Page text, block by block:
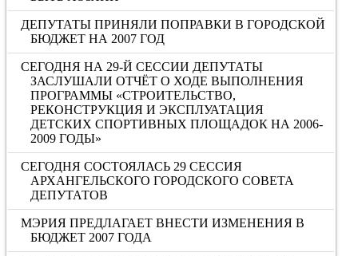
ДЕПУТАТЫ ПРИНЯЛИ ПОПРАВКИ В ГОРОДСКОЙ
БЮДЖЕТ НА 2007 ГОД
СЕГОДНЯ НА 29-Й СЕССИИ ДЕПУТАТЫ
ЗАСЛУШАЛИ ОТЧЁТ О ХОДЕ ВЫПОЛНЕНИЯ
ПРОГРАММЫ «СТРОИТЕЛЬСТВО,
РЕКОНСТРУКЦИЯ И ЭКСПЛУАТАЦИЯ
ДЕТСКИХ СПОРТИВНЫХ ПЛОЩАДОК НА 2006-
2009 ГОДЫ»
СЕГОДНЯ СОСТОЯЛАСЬ 29 СЕССИЯ
АРХАНГЕЛЬСКОГО ГОРОДСКОГО СОВЕТА
ДЕПУТАТОВ
МЭРИЯ ПРЕДЛАГАЕТ ВНЕСТИ ИЗМЕНЕНИЯ В
БЮДЖЕТ 2007 ГОДА